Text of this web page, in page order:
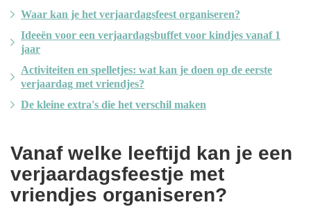
Waar kan je het verjaardagsfeest organiseren?
Ideeën voor een verjaardagsbuffet voor kindjes vanaf 1
jaar
Activiteiten en spelletjes: wat kan je doen op de eerste
verjaardag met vriendjes?
De kleine extra's die het verschil maken
Vanaf welke leeftijd kan je een
verjaardagsfeestje met
vriendjes organiseren?